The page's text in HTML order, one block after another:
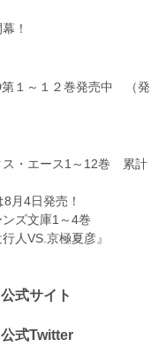
！
第１～１２巻発売中 （発
ス・エース1～12巻 累計
発売！
ズ文庫1～4巻
人VS.京極夏彦』
式サイト
式Twitter